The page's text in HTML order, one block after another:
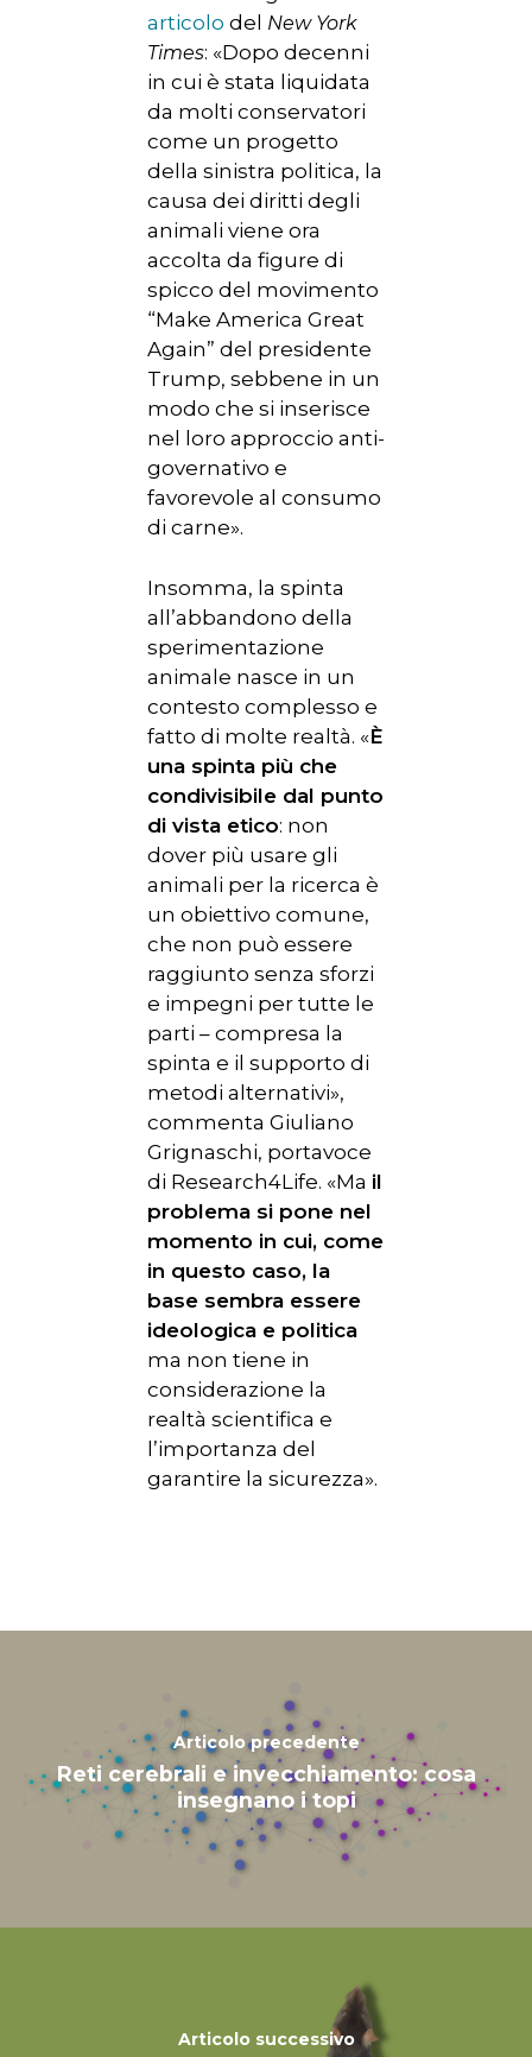
articolo del New York
Times: «Dopo decenni
in cui è stata liquidata
da molti conservatori
come un progetto
della sinistra politica, la
causa dei diritti degli
animali viene ora
accolta da figure di
spicco del movimento
“Make America Great
Again” del presidente
Trump, sebbene in un
modo che si inserisce
nel loro approccio anti-
governativo e
favorevole al consumo
di carne».
Insomma, la spinta
all’abbandono della
sperimentazione
animale nasce in un
contesto complesso e
fatto di molte realtà. «È
una spinta più che
condivisibile dal punto
di vista etico: non
dover più usare gli
animali per la ricerca è
un obiettivo comune,
che non può essere
raggiunto senza sforzi
e impegni per tutte le
parti – compresa la
spinta e il supporto di
metodi alternativi»,
commenta Giuliano
Grignaschi, portavoce
di Research4Life. «Ma il
problema si pone nel
momento in cui, come
in questo caso, la
base sembra essere
ideologica e politica
ma non tiene in
considerazione la
realtà scientifica e
l’importanza del
garantire la sicurezza».
Articolo precedente
Reti cerebrali e invecchiamento: cosa
insegnano i topi
Articolo successivo